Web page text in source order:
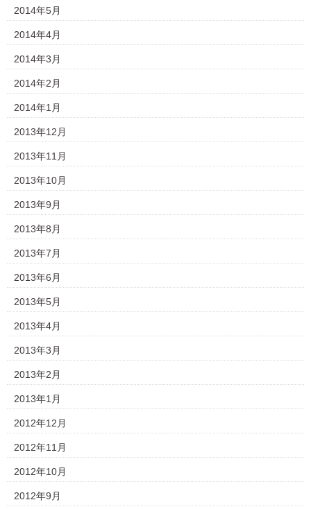
2014年5月
2014年4月
2014年3月
2014年2月
2014年1月
2013年12月
2013年11月
2013年10月
2013年9月
2013年8月
2013年7月
2013年6月
2013年5月
2013年4月
2013年3月
2013年2月
2013年1月
2012年12月
2012年11月
2012年10月
2012年9月